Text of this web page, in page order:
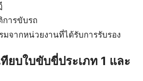
การขับรถ
มจากหน่วยงานที่ได้รับการรับรอง
ทียบใบขับขี่ประเภท 1 และ